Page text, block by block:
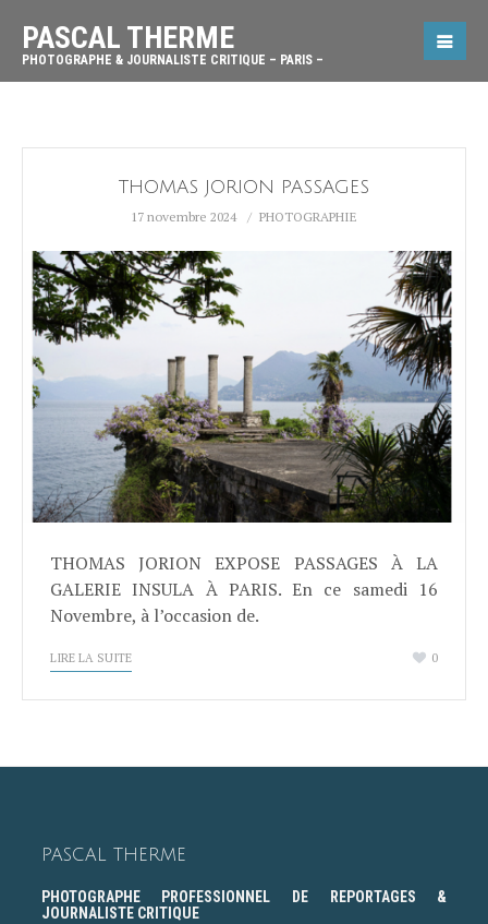
PASCAL THERME
PHOTOGRAPHE & JOURNALISTE CRITIQUE – PARIS –
THOMAS JORION PASSAGES
17 novembre 2024 PHOTOGRAPHIE
THOMAS JORION EXPOSE PASSAGES À LA
GALERIE INSULA À PARIS. En ce samedi 16
Novembre, à l’occasion de.
LIRE LA SUITE 0
PASCAL THERME
PHOTOGRAPHE PROFESSIONNEL DE REPORTAGES &
JOURNALISTE CRITIQUE